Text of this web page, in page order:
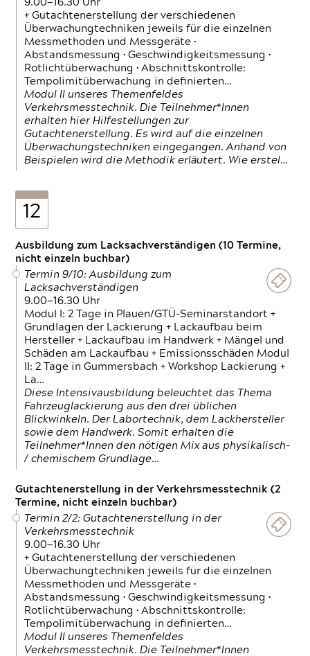
9.00—16.30 Uhr
+ Gutachtenerstellung der verschiedenen
Überwachungtechniken jeweils für die einzelnen
Messmethoden und Messgeräte •
Abstandsmessung • Geschwindigkeitsmessung •
Rotlichtüberwachung • Abschnittskontrolle:
Tempolimitüberwachung in definierten…
Modul II unseres Themenfeldes
Verkehrsmesstechnik. Die Teilnehmer*Innen
erhalten hier Hilfestellungen zur
Gutachtenerstellung. Es wird auf die einzelnen
Überwachungstechniken eingegangen. Anhand von
Beispielen wird die Methodik erläutert. Wie erstel…
12
Ausbildung zum Lacksachverständigen (10 Termine,
nicht einzeln buchbar)
Termin 9/10: Ausbildung zum
Lacksachverständigen
9.00—16.30 Uhr
Modul I: 2 Tage in Plauen/GTÜ-Seminarstandort +
Grundlagen der Lackierung + Lackaufbau beim
Hersteller + Lackaufbau im Handwerk + Mängel und
Schäden am Lackaufbau + Emissionsschäden Modul
II: 2 Tage in Gummersbach + Workshop Lackierung +
La…
Diese Intensivausbildung beleuchtet das Thema
Fahrzeuglackierung aus den drei üblichen
Blickwinkeln. Der Labortechnik, dem Lackhersteller
sowie dem Handwerk. Somit erhalten die
Teilnehmer*Innen den nötigen Mix aus physikalisch-
/ chemischem Grundlage…
Gutachtenerstellung in der Verkehrsmesstechnik (2
Termine, nicht einzeln buchbar)
Termin 2/2: Gutachtenerstellung in der
Verkehrsmesstechnik
9.00—16.30 Uhr
+ Gutachtenerstellung der verschiedenen
Überwachungtechniken jeweils für die einzelnen
Messmethoden und Messgeräte •
Abstandsmessung • Geschwindigkeitsmessung •
Rotlichtüberwachung • Abschnittskontrolle:
Tempolimitüberwachung in definierten…
Modul II unseres Themenfeldes
Verkehrsmesstechnik. Die Teilnehmer*Innen